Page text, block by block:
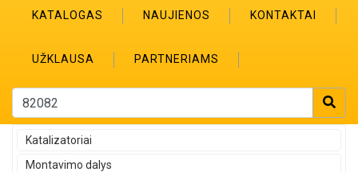
KATALOGAS NAUJIENOS KONTAKTAI
UŽKLAUSA PARTNERIAMS
Katalizatoriai
Montavimo dalys